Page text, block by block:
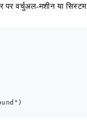
पर वर्चुअल-मशीन या सिस्टम